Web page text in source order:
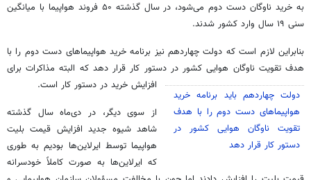
به خرید ناوگان دست دوم می‌شود، در سال گذشته ۵۰ فروند هواپیما با میانگین
سنی ۱۹ سال وارد کشور شدند.
بنابراین لازم است که دولت چهاردهم نیز برنامه خرید هواپیماهای دست دوم را با
هدف تقویت ناوگان هوایی کشور در دستور کار قرار دهد که البته مذاکرات برای
افزایش خرید در دستور کار است.‌
دولت چهاردهم باید برنامه خرید
هواپیماهای دست دوم را با هدف
تقویت ناوگان هوایی کشور در
دستور کار قرار دهد
از سوی دیگر، در دی‌ماه سال گذشته
شاهد شیوه جدید افزایش قیمت بلیت
هواپیما توسط ایرلاین‌ها بودیم به طوری
که ایرلاین‌ها به صورت کاملاً خودسرانه